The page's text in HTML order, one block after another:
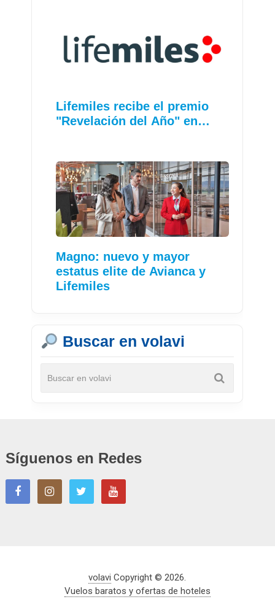
Lifemiles recibe el premio
"Revelación del Año" en…
Magno: nuevo y mayor
estatus elite de Avianca y
Lifemiles
Buscar en volavi
Síguenos en Redes
volavi Copyright © 2026.
Vuelos baratos y ofertas de hoteles